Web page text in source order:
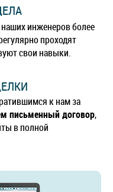
инженеров более
проходят
свои навыки.
к нам за
письменный договор,
в полной